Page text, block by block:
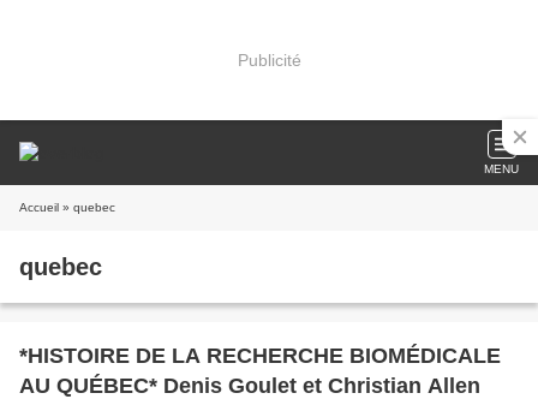
Publicité
MENU
Accueil » quebec
quebec
*HISTOIRE DE LA RECHERCHE BIOMÉDICALE
AU QUÉBEC* Denis Goulet et Christian Allen